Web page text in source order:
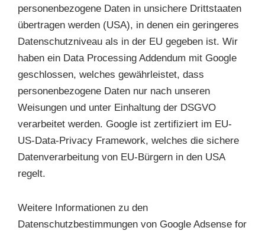
personenbezogene Daten in unsichere Drittstaaten
übertragen werden (USA), in denen ein geringeres
Datenschutzniveau als in der EU gegeben ist. Wir
haben ein Data Processing Addendum mit Google
geschlossen, welches gewährleistet, dass
personenbezogene Daten nur nach unseren
Weisungen und unter Einhaltung der DSGVO
verarbeitet werden. Google ist zertifiziert im EU-
US-Data-Privacy Framework, welches die sichere
Datenverarbeitung von EU-Bürgern in den USA
regelt.
Weitere Informationen zu den
Datenschutzbestimmungen von Google Adsense for